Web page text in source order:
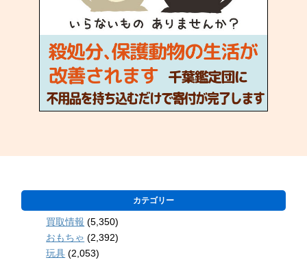
カテゴリー
買取情報 (5,350)
おもちゃ (2,392)
玩具 (2,053)